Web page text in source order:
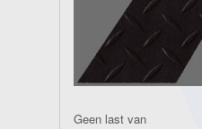
Geen last van